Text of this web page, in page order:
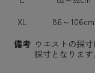
XL
86～106cm
備考 ウエストの採
採寸となりま